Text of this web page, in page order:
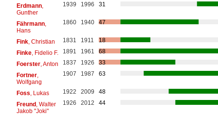
Erdmann,
Gunther
1939 1996 31
Fährmann,
Hans
1860 1940 47
Fink, Christian 1831 1911
18
Finke, Fidelio F. 1891 1961
68
Foerster, Anton 1837 1926
33
Fortner,
Wolfgang
1907 1987 63
Foss , Lukas 1922 2009
48
Freund, Walter
Jakob "Joki"
1926 2012 44